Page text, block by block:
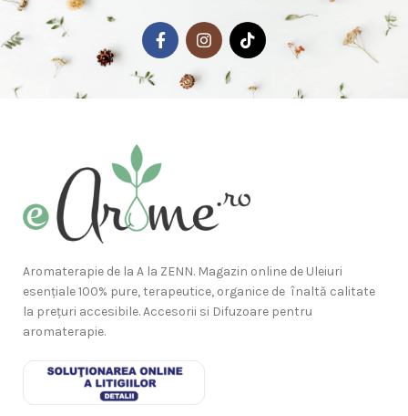
Aromaterapie de la A la ZENN. Magazin online de Uleiuri
esențiale 100% pure, terapeutice, organice de înaltă calitate
la prețuri accesibile. Accesorii si Difuzoare pentru
aromaterapie.